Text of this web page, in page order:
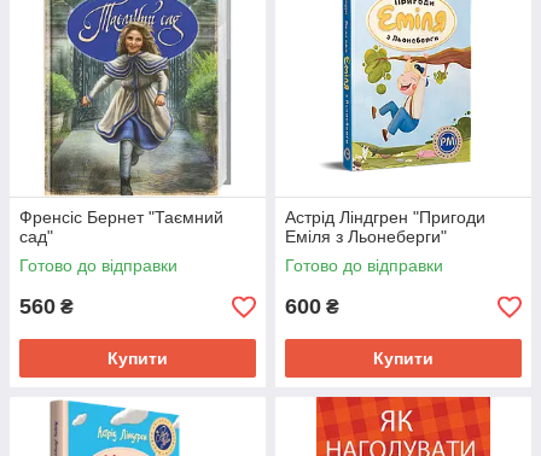
Френсіс Бернет "Таємний
сад"
Готово до відправки
560 ₴
Купити
Астрід Ліндгрен "Пригоди
Еміля з Льонеберги"
Готово до відправки
600 ₴
Купити